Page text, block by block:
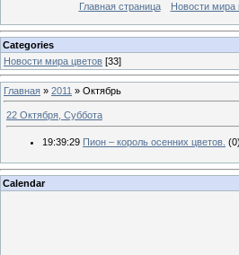
Главная страница Новости мира
Categories
Новости мира цветов [33]
Главная » 2011 » Октябрь
22 Октября, Суббота
19:39:29 Пион – король осенних цветов. (0)
Calendar